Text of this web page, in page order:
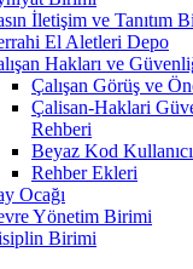
İletişim ve Tanıtım
El Aletleri Depo
Hakları ve
Çalışan Görüş ve
Çalisan-Haklari
Rehberi
Beyaz Kod
Rehber Ekleri
Ocağı
Yönetim Birimi
Birimi